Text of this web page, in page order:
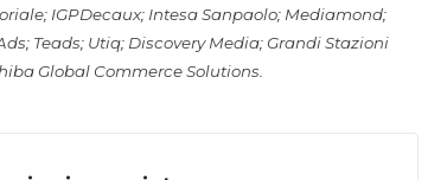
IGPDecaux; Intesa Sanpaolo; Mediamond;
Teads; Utiq; Discovery Media; Grandi Stazioni
Global Commerce Solutions.